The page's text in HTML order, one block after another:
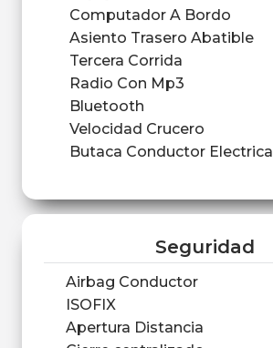
Computador A Bordo
Asiento Trasero Abatible
Tercera Corrida
Radio Con Mp3
Bluetooth
Velocidad Crucero
Butaca Conductor Electrica
Seguridad
Airbag Conductor
ISOFIX
Apertura Distancia